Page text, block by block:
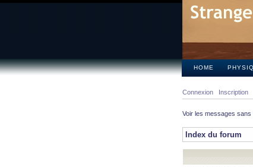
HOME
Connexion Inscription
Voir les messages sans
Index du forum